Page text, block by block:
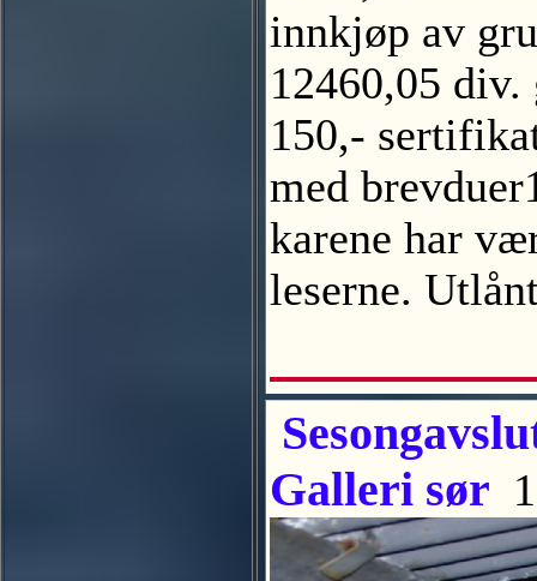
innkjøp av
12460,05 div.
150,-
med
karene har
leserne.
Galleri sør